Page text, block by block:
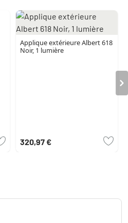
Applique extérieure Albert 618
Noir, 1 lumière
320,97 €